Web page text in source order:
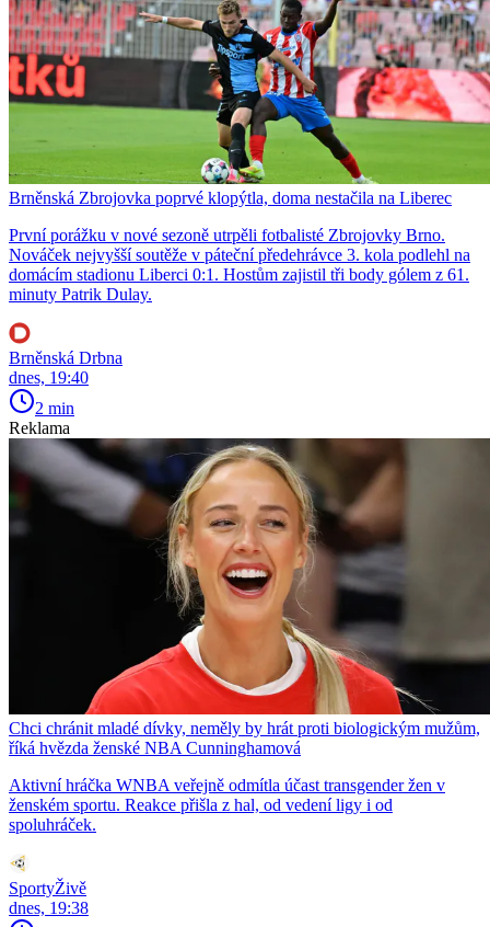
Brněnská Zbrojovka poprvé klopýtla, doma nestačila na Liberec
První porážku v nové sezoně utrpěli fotbalisté Zbrojovky Brno.
Nováček nejvyšší soutěže v páteční předehrávce 3. kola podlehl na
domácím stadionu Liberci 0:1. Hostům zajistil tři body gólem z 61.
minuty Patrik Dulay.
Brněnská Drbna
dnes, 19:40
2 min
Reklama
Chci chránit mladé dívky, neměly by hrát proti biologickým mužům,
říká hvězda ženské NBA Cunninghamová
Aktivní hráčka WNBA veřejně odmítla účast transgender žen v
ženském sportu. Reakce přišla z hal, od vedení ligy i od
spoluhráček.
SportyŽivě
dnes, 19:38